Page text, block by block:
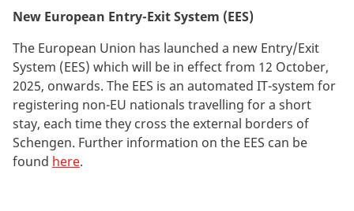
New European Entry-Exit System (EES)
The European Union has launched a new Entry/Exit
System (EES) which will be in effect from 12 October,
2025, onwards. The EES is an automated IT-system for
registering non-EU nationals travelling for a short
stay, each time they cross the external borders of
Schengen. Further information on the EES can be
found here.